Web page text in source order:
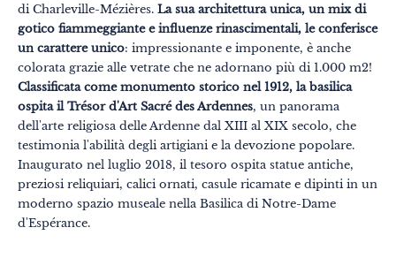
di Charleville-Mézières. La sua architettura unica, un mix di
gotico fiammeggiante e influenze rinascimentali, le conferisce
un carattere unico: impressionante e imponente, è anche
colorata grazie alle vetrate che ne adornano più di 1.000 m2!
Classificata come monumento storico nel 1912, la basilica
ospita il Trésor d'Art Sacré des Ardennes, un panorama
dell'arte religiosa delle Ardenne dal XIII al XIX secolo, che
testimonia l'abilità degli artigiani e la devozione popolare.
Inaugurato nel luglio 2018, il tesoro ospita statue antiche,
preziosi reliquiari, calici ornati, casule ricamate e dipinti in un
moderno spazio museale nella Basilica di Notre-Dame
d'Espérance.